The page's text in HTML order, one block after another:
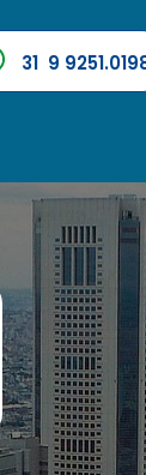
31 9